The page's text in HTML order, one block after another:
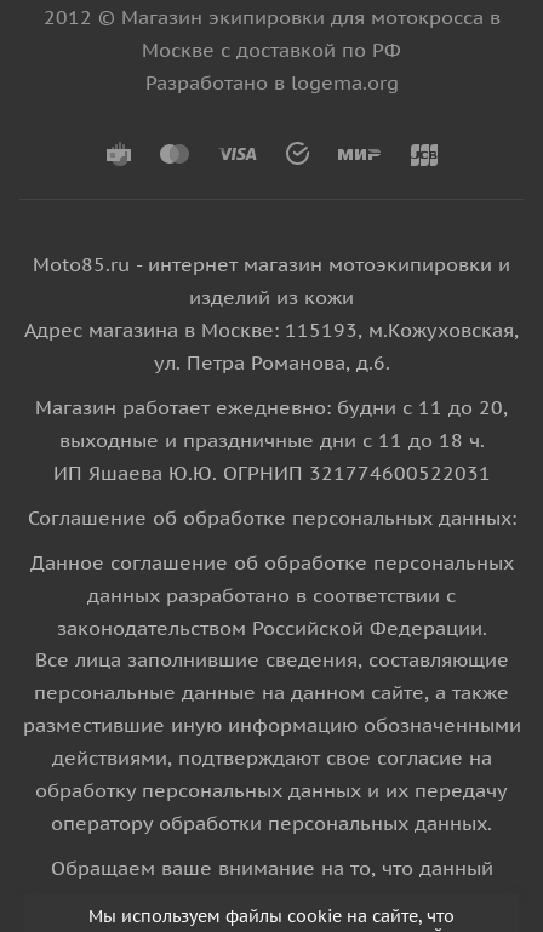
2012 © Магазин экипировки для мотокросса в
Москве с доставкой по РФ
Разработано в logema.org
Moto85.ru - интернет магазин мотоэкипировки и
изделий из кожи
Адрес магазина в Москве: 115193, м.Кожуховская,
ул. Петра Романова, д.6.
Магазин работает ежедневно: будни с 11 до 20,
выходные и праздничные дни с 11 до 18 ч.
ИП Яшаева Ю.Ю. ОГРНИП 321774600522031
Соглашение об обработке персональных данных:
Данное соглашение об обработке персональных
данных разработано в соответствии с
законодательством Российской Федерации.
Все лица заполнившие сведения, составляющие
персональные данные на данном сайте, а также
разместившие иную информацию обозначенными
действиями, подтверждают свое согласие на
обработку персональных данных и их передачу
оператору обработки персональных данных.
Обращаем ваше внимание на то, что данный
Мы используем файлы cookie на сайте, что